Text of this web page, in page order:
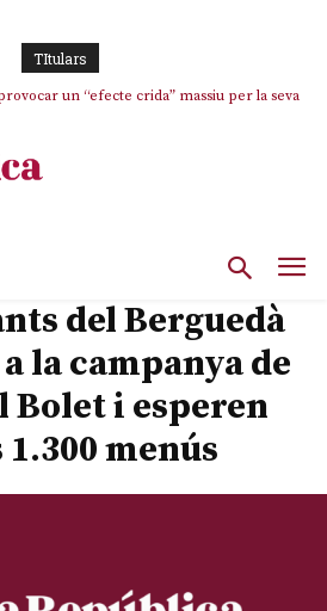
TItulars
un “efecte crida” massiu per la seva
de Marc Puigtió a Girona: desbandada de
del Berguedà
la campanya de
Bolet i esperen
menús